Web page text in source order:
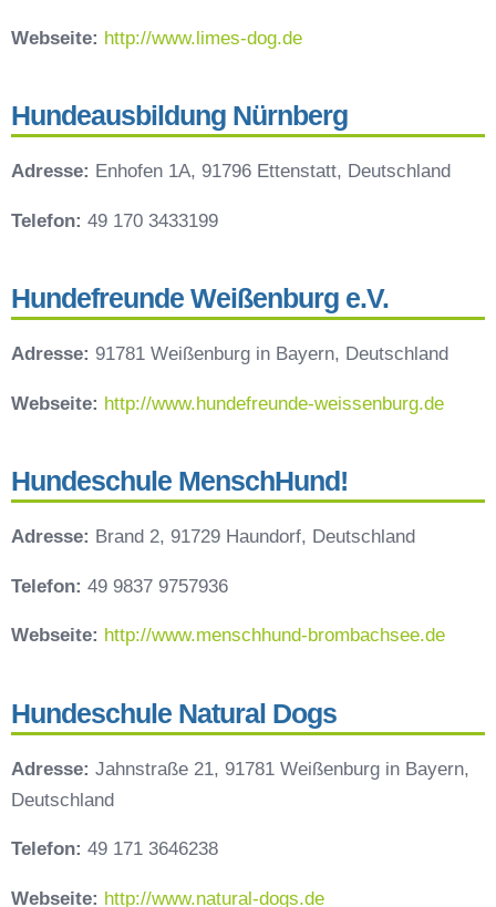
Webseite: http://www.limes-dog.de
Hundeausbildung Nürnberg
Adresse: Enhofen 1A, 91796 Ettenstatt, Deutschland
Telefon: 49 170 3433199
Hundefreunde Weißenburg e.V.
Adresse: 91781 Weißenburg in Bayern, Deutschland
Webseite: http://www.hundefreunde-weissenburg.de
Hundeschule MenschHund!
Adresse: Brand 2, 91729 Haundorf, Deutschland
Telefon: 49 9837 9757936
Webseite: http://www.menschhund-brombachsee.de
Hundeschule Natural Dogs
Adresse: Jahnstraße 21, 91781 Weißenburg in Bayern,
Deutschland
Telefon: 49 171 3646238
Webseite: http://www.natural-dogs.de